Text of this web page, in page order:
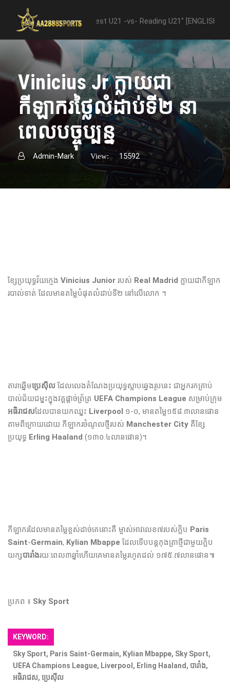
"Nottingham Forest U21 -vs- Reading U21" [ENGLISH
Vinicius Jr ក្លាយជា
កីឡាករថ្លៃលំដាប់ទី២ នា
ពេលបច្ចុប្បន្ន
Admin-Mark View: 15592
ខ្សែប្រយុទ្ធ​វ័យ​ក្មេង Vinicius Junior របស់ Real Madrid ក្លាយ​ជា​កីឡាក
របាល់ទាត់ ​ដែល​មាន​តម្លៃ​បំផុត​លំដាប់​ទី២ នៅ​លើ​លោក ។
តារាឆ្នើម​ប្រេស៊ីល ដែល​លេង​តំណែង​ប្រយុទ្ធ​ស្លាបឆ្វេង​រូបនេះ ជាអ្នក​រកគ្រាប់
បាល់​ជ័យ​ជម្នះ​ក្នុងវគ្គ​ផ្ដាច់ព្រ័ត្រ UEFA Champions League សម្រាប់​ក្រុម​
អធិរាជ​សដែល​បានយក​ឈ្នះ Liverpool ១-០, មានតម្លៃ១៥៨.៣លានផោន
តាមពីក្រោយដោយ កីឡាករចំណូលថ្មីរបស់ Manchester City គឺខ្សែ
ប្រយុទ្ធ Erling Haaland (១៣០.៤លានផោន)។
កីឡាករ​ដែល​មាន​តម្លៃ​ខ្ពស់​ដាច់គេ​នោះ​គឺ ម្ចាស់​អាវ​លេខ​៧​របស់​ក្លិប Paris
Saint-Germain, Kylian Mbappe ដែល​ទើប​បន្ដ​កុងត្រាថ្មី​ជាមួយ​ក្លិប​
យក្ស​បារាំង​រយៈពេល​៣​ឆ្នាំហើយ​គេមាន​តម្លៃ​រហូតដល់ ១៧៥.៧​លាន​ផោន៕
ប្រភព ៖ Sky Sport
KEYWORD:
Sky Sport, Paris Saint-Germain, Kylian Mbappe, Sky Sport,
UEFA Champions League, Liverpool, Erling Haaland, បារាំង,
អធិរាជ​ស, ប្រេស៊ីល